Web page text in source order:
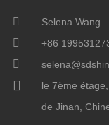
Selena Wang
+86
le 7ème
de Jinan,